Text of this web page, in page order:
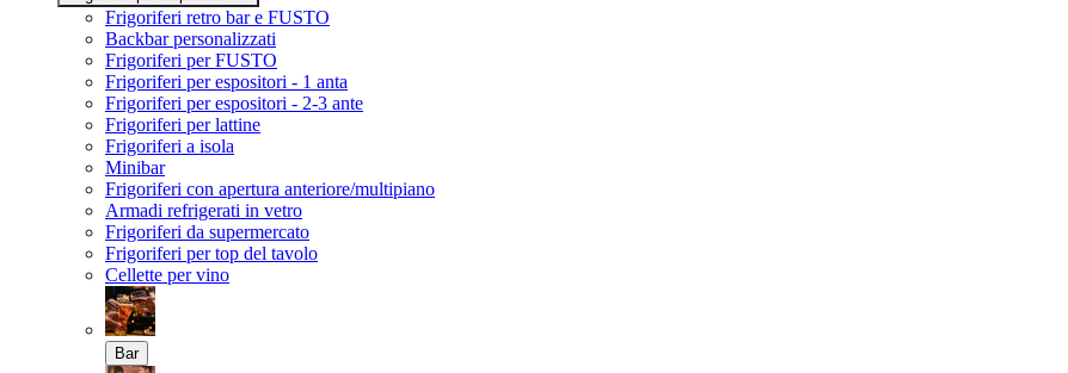
Frigoriferi retro bar e FUSTO
Backbar personalizzati
Frigoriferi per FUSTO
Frigoriferi per espositori - 1 anta
Frigoriferi per espositori - 2-3 ante
Frigoriferi per lattine
Frigoriferi a isola
Minibar
Frigoriferi con apertura anteriore/multipiano
Armadi refrigerati in vetro
Frigoriferi da supermercato
Frigoriferi per top del tavolo
Cellette per vino
Bar